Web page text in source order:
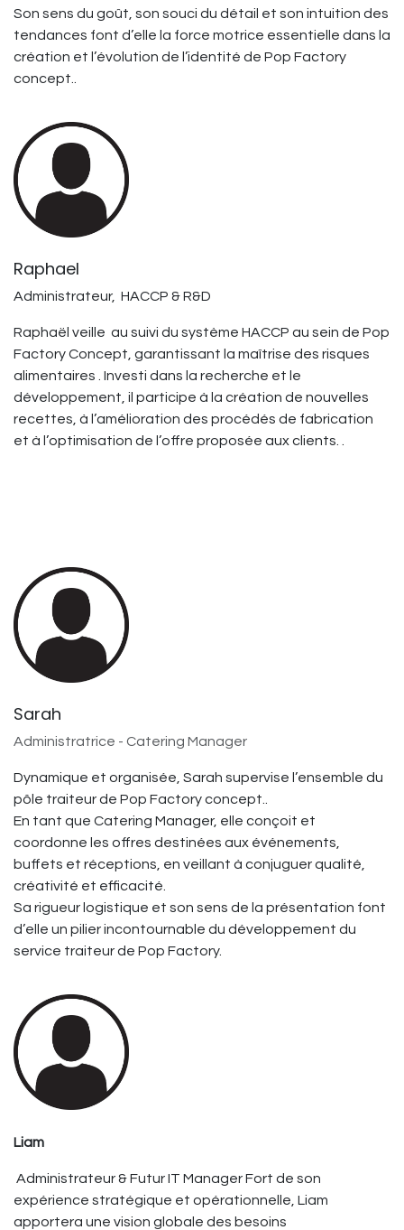
Son sens du goût, son souci du détail et son intuition des
tendances font d’elle la force motrice essentielle dans la
création et l’évolution de l’identité de Pop Factory
concept..
Raphael
Administrateur, HACCP & R&D
Raphaël veille au suivi du système HACCP au sein de Pop
Factory Concept, garantissant la maîtrise des risques
alimentaires . Investi dans la recherche et le
développement, il participe à la création de nouvelles
recettes, à l’amélioration des procédés de fabrication
et à l’optimisation de l’offre proposée aux clients. .
Sarah
Administratrice - Catering Manager
Dynamique et organisée, Sarah supervise l’ensemble du
pôle traiteur de Pop Factory concept..
En tant que Catering Manager, elle conçoit et
coordonne les offres destinées aux événements,
buffets et réceptions, en veillant à conjuguer qualité,
créativité et efficacité.
Sa rigueur logistique et son sens de la présentation font
d’elle un pilier incontournable du développement du
service traiteur de Pop Factory.
Liam
Administrateur & Futur IT Manager Fort de son
expérience stratégique et opérationnelle, Liam
apportera une vision globale des besoins